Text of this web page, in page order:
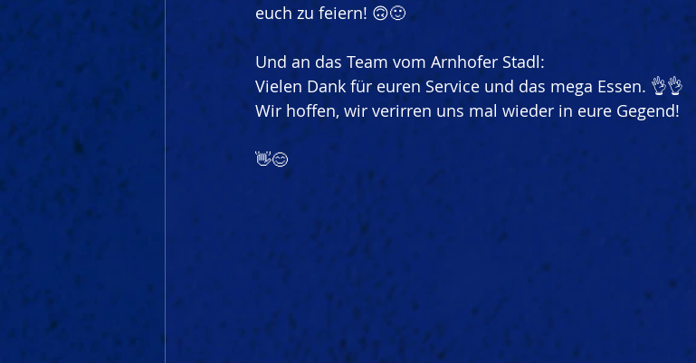
euch zu feiern! 🙃🙂
Und an das Team vom Arnhofer Stadl:
Vielen Dank für euren Service und das mega Essen. 👌👌
Wir hoffen, wir verirren uns mal wieder in eure Gegend!
👋😊